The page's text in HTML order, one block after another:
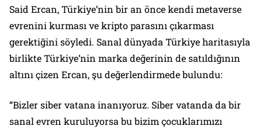
Said Ercan, Türkiye’nin bir an önce kendi metaverse
evrenini kurması ve kripto parasını çıkarması
gerektiğini söyledi. Sanal dünyada Türkiye haritasıyla
birlikte Türkiye’nin marka değerinin de satıldığının
altını çizen Ercan, şu değerlendirmede bulundu:
“Bizler siber vatana inanıyoruz. Siber vatanda da bir
sanal evren kuruluyorsa bu bizim çocuklarımızı